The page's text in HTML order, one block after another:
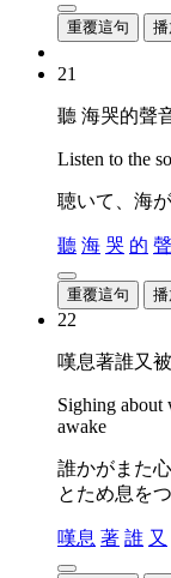
重覆這句
21
聽 海哭的聲
Listen to the
聴いて、海
聽 海 哭 的
重覆這句
22
嘆息著誰又
Sighing about
awake
誰かがまた
とため息を
嘆息 著 誰 又